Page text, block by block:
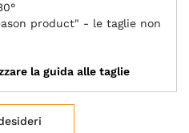
product" - le taglie non
la guida alle taglie